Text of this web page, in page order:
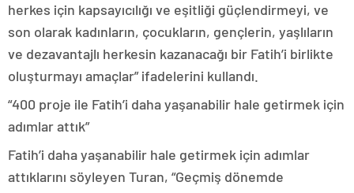
herkes için kapsayıcılığı ve eşitliği güçlendirmeyi, ve
son olarak kadınların, çocukların, gençlerin, yaşlıların
ve dezavantajlı herkesin kazanacağı bir Fatih’i birlikte
oluşturmayı amaçlar” ifadelerini kullandı.
“400 proje ile Fatih’i daha yaşanabilir hale getirmek için
adımlar attık”
Fatih’i daha yaşanabilir hale getirmek için adımlar
attıklarını söyleyen Turan, “Geçmiş dönemde